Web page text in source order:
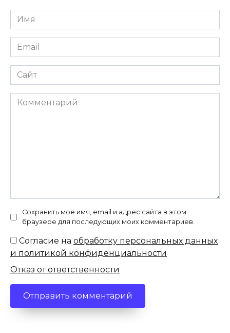
Имя
*
Email
*
Сайт
Комментарий
Сохранить моё имя, email и адрес сайта в этом
браузере для последующих моих комментариев.
Согласие на обработку персональных данных
и политикой конфиденциальности
Отказ от ответственности